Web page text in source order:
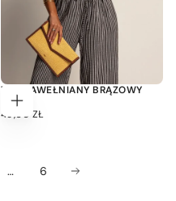
Dodaj
do
TOP BAWEŁNIANY BRĄZOWY
LARIA
49,00
CENA
49,00 ZŁ
… 6